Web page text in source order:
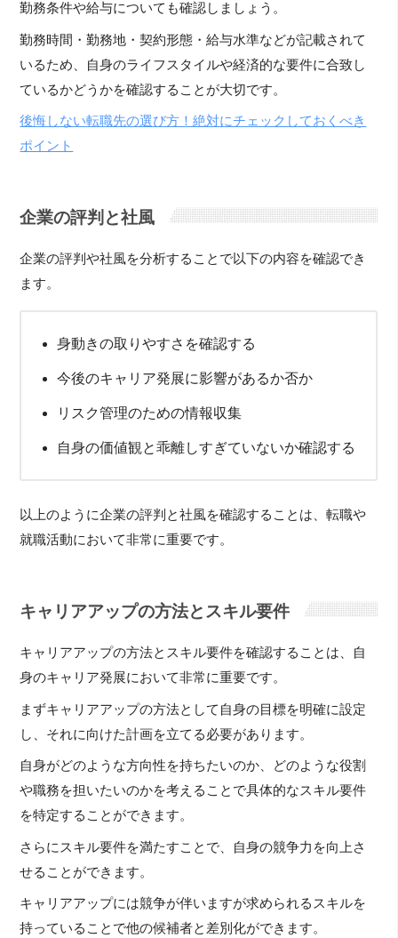
勤務条件や給与についても確認しましょう。
勤務時間・勤務地・契約形態・給与水準などが記載されて
いるため、自身のライフスタイルや経済的な要件に合致し
ているかどうかを確認することが大切です。
後悔しない転職先の選び方！絶対にチェックしておくべき
ポイント
企業の評判と社風
企業の評判や社風を分析することで以下の内容を確認でき
ます。
身動きの取りやすさを確認する
今後のキャリア発展に影響があるか否か
リスク管理のための情報収集
自身の価値観と乖離しすぎていないか確認する
以上のように企業の評判と社風を確認することは、転職や
就職活動において非常に重要です。
キャリアアップの方法とスキル要件
キャリアアップの方法とスキル要件を確認することは、自
身のキャリア発展において非常に重要です。
まずキャリアアップの方法として自身の目標を明確に設定
し、それに向けた計画を立てる必要があります。
自身がどのような方向性を持ちたいのか、どのような役割
や職務を担いたいのかを考えることで具体的なスキル要件
を特定することができます。
さらにスキル要件を満たすことで、自身の競争力を向上さ
せることができます。
キャリアアップには競争が伴いますが求められるスキルを
持っていることで他の候補者と差別化ができます。